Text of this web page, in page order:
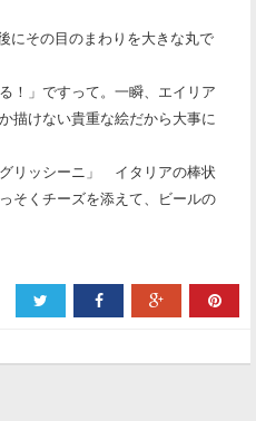
にその目のまわりを大きな丸で
！」ですって。一瞬、エイリア
描けない貴重な絵だから大事に
リッシーニ」 イタリアの棒状
そくチーズを添えて、ビールの